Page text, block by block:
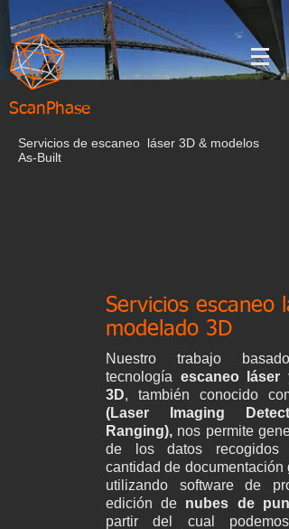
ScanPhase
Servicios de escaneo láser 3D & modelos
As-Built
Servicios escaneo
modelado 3D
Nuestro trabajo
tecnología escaneo láser
3D, también conocido
(Laser Imaging
Ranging), nos permite
de los datos recogidos
cantidad de documentación
utilizando software de
edición de nubes de
partir del cual podemos